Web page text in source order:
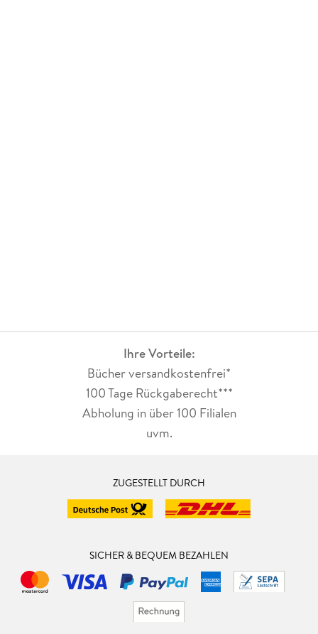
Ihre Vorteile:
Bücher versandkostenfrei*
100 Tage Rückgaberecht***
Abholung in über 100 Filialen
uvm.
ZUGESTELLT DURCH
SICHER & BEQUEM BEZAHLEN